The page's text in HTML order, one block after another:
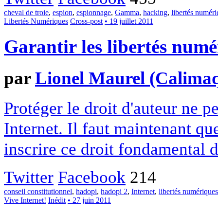
cheval de troie, espion, espionnage, Gamma, hacking, libertés
Libertés Numériques Cross-post • 19 juillet 2011
Garantir les libertés
parLionel Maurel
Protéger le droit d'auteur ne
Internet. Il faut maintenant
inscrire ce droit fondamental
Twitter Facebook 214
conseil constitutionnel, hadopi, hadopi 2, Internet, libertés numériques
Vive Internet! Inédit • 27 juin 2011